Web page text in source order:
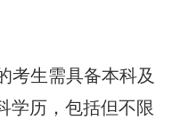
考生需具备本科及
学历，包括但不限